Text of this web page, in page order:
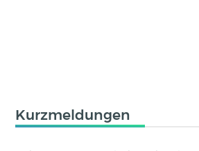
Kurzmeldungen